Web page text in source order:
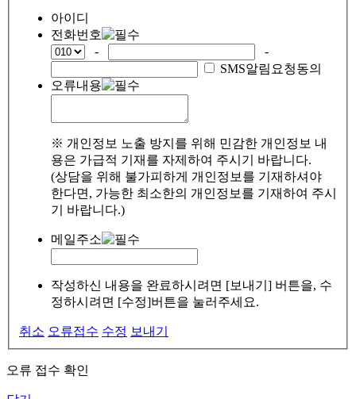
아이디
전화번호
-
-
SMS알림요청동의
오류내용
※ 개인정보 노출 방지를 위해 민감한 개인정보 내
용은 가급적 기재를 자제하여 주시기 바랍니다.
(상담을 위해 불가피하게 개인정보를 기재하셔야
한다면, 가능한 최소한의 개인정보를 기재하여 주시
기 바랍니다.)
메일주소
작성하신 내용을 완료하시려면 [보내기] 버튼을, 수
정하시려면 [수정]버튼을 눌러주세요.
취소 오류접수 수정 보내기
오류 접수 확인